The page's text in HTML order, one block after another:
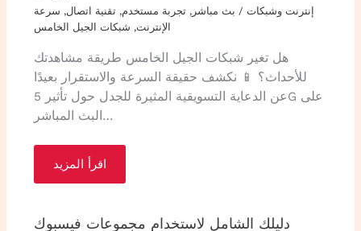
إنترنت وشبكات / بث مباشر,تجربة مستخدم,تقنية اتصال, سرعة
الإنترنت, شبكات الجيل الخامس
هل تغير شبكات الجيل الخامس طريقة مشاهدتك
للأحداث؟ 📱 نكشف حقيقة السرعة والاستقرار بعيدًا
عن الدعاية التسويقية المثيرة للجدل حول تأثير 5G على
البث المباشر…
اقرأ المزيد
دليلك الشامل لاستخدام مجموعات فيسبوك